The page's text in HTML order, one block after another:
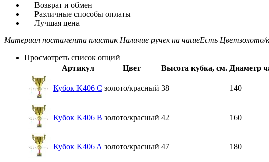
— Возврат и обмен
— Различные способы оплаты
— Лучшая цена
Материал постамента пластик Наличие ручек на чашеЕсть Цветзолото/
Просмотреть список опций
Артикул
Цвет Высота кубка, см. Диаметр
Кубок K406 C золото/красный 38 140
Кубок K406 B золото/красный 42 160
Кубок K406 A золото/красный 47 180